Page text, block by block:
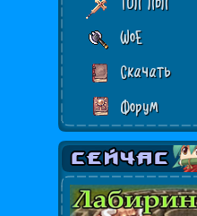
WoE
Скачать
Форум